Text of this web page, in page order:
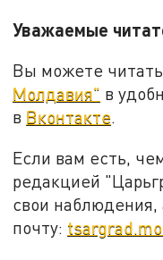
Уважаемые
Вы можете
Молдавия" в
в Вконтакте.
Если вам есть,
редакцией
свои
почту: